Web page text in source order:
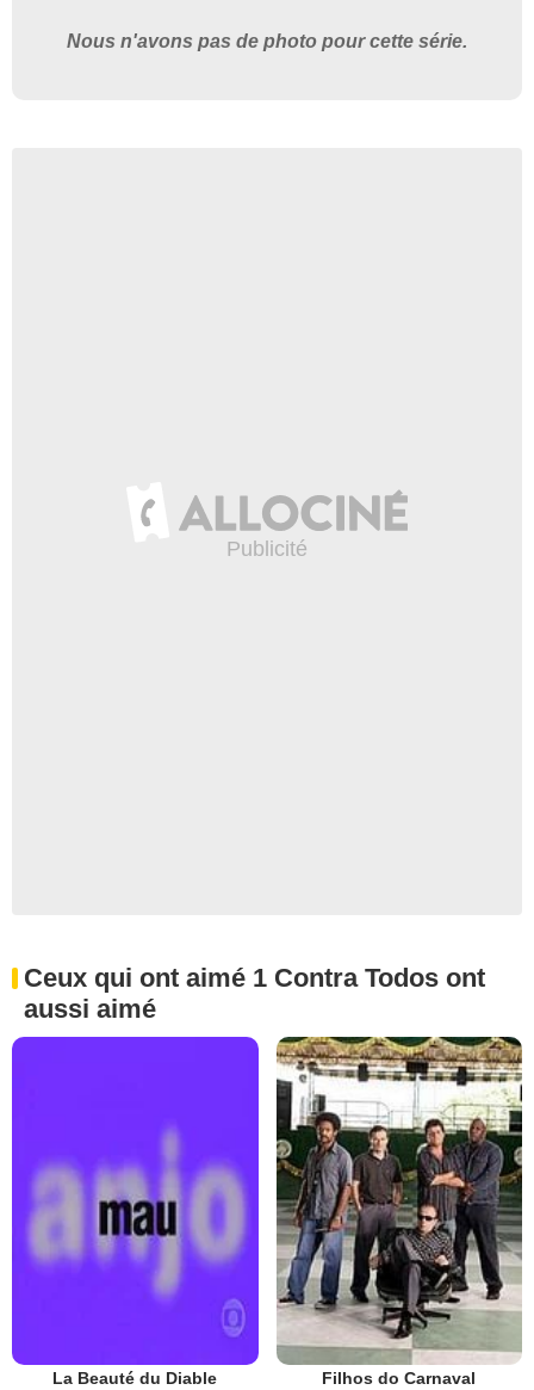
Nous n'avons pas de photo pour cette série.
Ceux qui ont aimé 1 Contra Todos ont
aussi aimé
La Beauté du Diable Filhos do Carnaval